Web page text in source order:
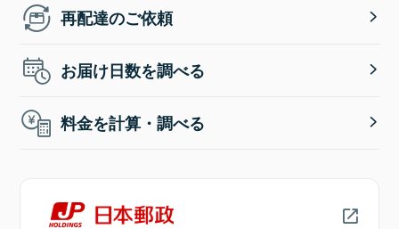
再配達のご依頼
お届け日数を調べる
料金を計算・調べる